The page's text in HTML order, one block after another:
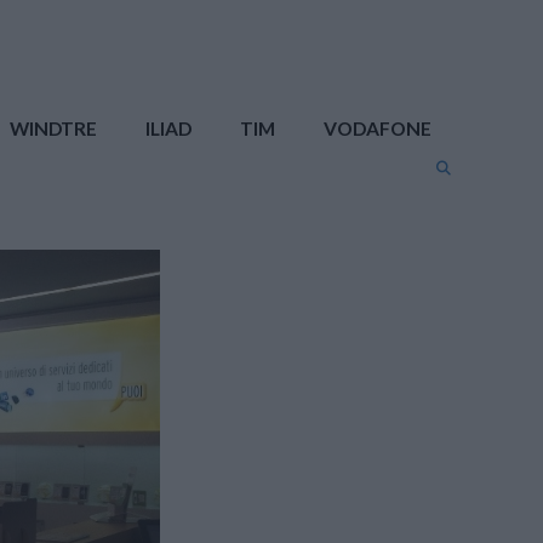
WINDTRE ILIAD TIM VODAFONE